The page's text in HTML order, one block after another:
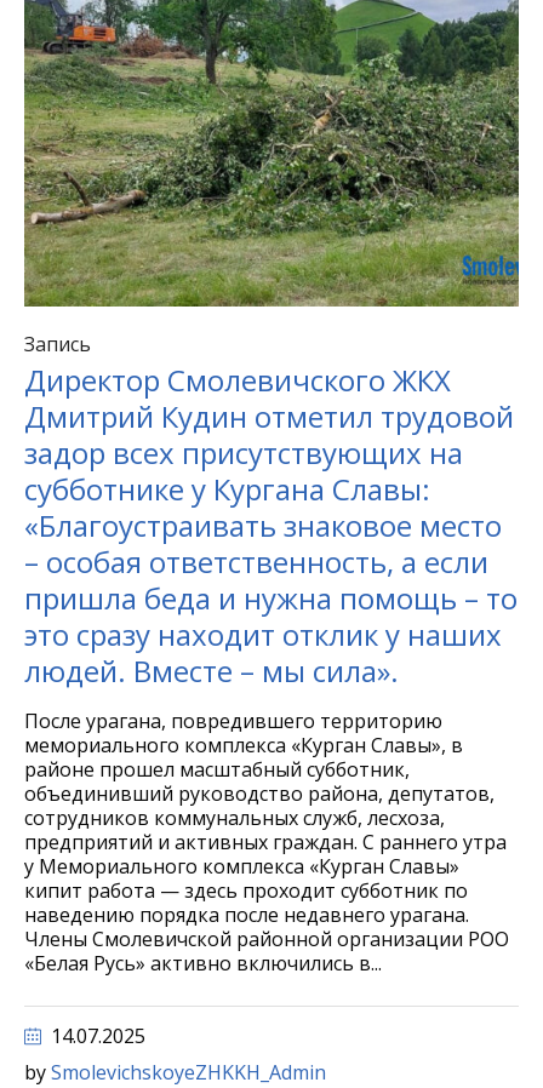
Запись
Директор Смолевичского ЖКХ
Дмитрий Кудин отметил трудовой
задор всех присутствующих на
субботнике у Кургана Славы:
«Благоустраивать знаковое место
– особая ответственность, а если
пришла беда и нужна помощь – то
это сразу находит отклик у наших
людей. Вместе – мы сила».
После урагана, повредившего территорию
мемориального комплекса «Курган Славы», в
районе прошел масштабный субботник,
объединивший руководство района, депутатов,
сотрудников коммунальных служб, лесхоза,
предприятий и активных граждан. С раннего утра
у Мемориального комплекса «Курган Славы»
кипит работа — здесь проходит субботник по
наведению порядка после недавнего урагана.
Члены Смолевичской районной организации РОО
«Белая Русь» активно включились в...
14.07.2025
bySmolevichskoyeZHKKH_Admin